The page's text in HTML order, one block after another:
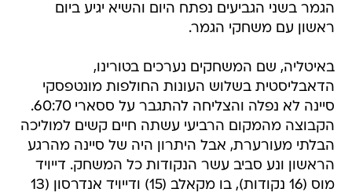
הגמר בשני הגביעים נפתח היום והשיא יגיע ביום
ראשון עם משחקי הגמר.
באיטליה, שם המשחקים נערכים בטורינו,
הדאבליסטית בשלוש העונות החולפות מונטפסקי
סיינה לא נפלה והצליחה להתגבר על ססארי 60:70.
הקבוצה מהמקום הרביעי עשתה חיים קשים למוליכה
הבלתי מעורערת, אבל היתרון היה של סיינה מהרגע
הראשון ונע סביב עשר הנקודות כל המשחק. דייויד
מוס (16 נקודות), בו מקאלב (15) ודייויד אנדרסון (13